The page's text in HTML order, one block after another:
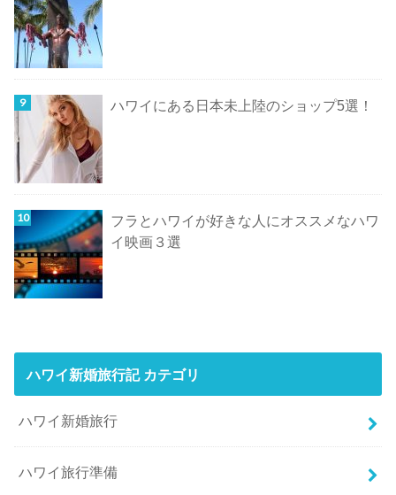
ハワイにある日本未上陸のショップ5選！
フラとハワイが好きな人にオススメなハワ
イ映画３選
ハワイ新婚旅行記 カテゴリ
ハワイ新婚旅行
ハワイ旅行準備